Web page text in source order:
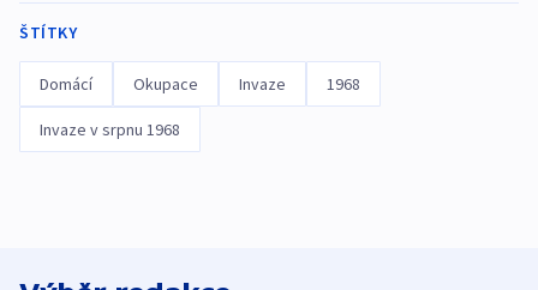
ŠTÍTKY
Domácí Okupace Invaze 1968
Invaze v srpnu 1968